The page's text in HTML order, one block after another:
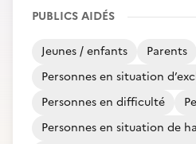
PUBLICS AIDÉS
Jeunes / enfants
Parents
Personnes en situation
Personnes en difficulté
Personnes en situation de